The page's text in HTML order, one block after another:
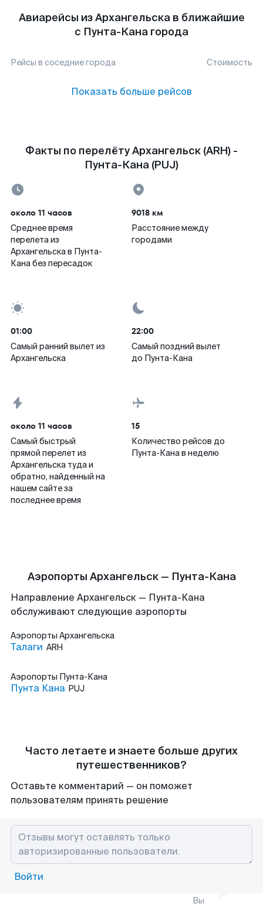
Авиарейсы из Архангельска в ближайшие
с Пунта-Кана города
Рейсы в соседние города Стоимость
Показать больше рейсов
Факты по перелёту Архангельск (ARH) -
Пунта-Кана (PUJ)
около 11 часов
Среднее время
перелета из
Архангельска в Пунта-
Кана без пересадок
9018 км
Расстояние между
городами
01:00
Самый ранний вылет из
Архангельска
22:00
Самый поздний вылет
до Пунта-Кана
около 11 часов
Самый быстрый
прямой перелет из
Архангельска туда и
обратно, найденный на
нашем сайте за
последнее время
15
Количество рейсов до
Пунта-Кана в неделю
Аэропорты Архангельск — Пунта-Кана
Направление Архангельск — Пунта-Кана
обслуживают следующие аэропорты
Аэропорты Архангельска
Талаги ARH
Аэропорты Пунта-Кана
Пунта Кана PUJ
Часто летаете и знаете больше других
путешественников?
Оставьте комментарий — он поможет
пользователям принять решение
Войти
Вы